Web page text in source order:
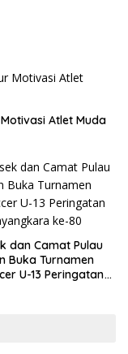
Atlet Muda
dan Camat Pulau
Buka Turnamen
U-13 Peringatan